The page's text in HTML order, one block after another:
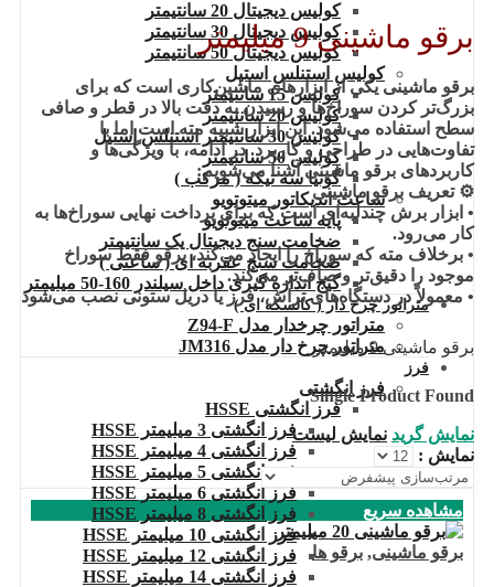
کولیس دیجیتال 20 سانتیمتر
کولیس دیجیتال 30 سانتیمتر
کولیس دیجیتال 50 سانتیمتر
کولیس استنلس استیل
کولیس 15 سانتیمتر
کولیس 20 سانتیمتر
کولیس 30 سانتیمتر استنلس استیل
کولیس 50 سانتیمتر
گونیا سه تیکه ( مرکب )
ساعت اندیکاتور میتوتویو
پایه ساعت میتوتویو
ضخامت سنج دیجیتال یک سانتیمتر
ضخامت سنج عقربه ای ( ساعتی )
گیج اندازه گیری داخل سیلندر 160-50 میلیمتر
متراتور چرخ دار ( کالسکه ای )
متراتور چرخدار مدل Z94-F
متراتور چرخ دار مدل JM316
فرز
فرز انگشتی
فرز انگشتی HSSE
فرز انگشتی 3 میلیمتر HSSE
فرز انگشتی 4 میلیمتر HSSE
فرز انگشتی 5 میلیمتر HSSE
فرز انگشتی 6 میلیمتر HSSE
فرز انگشتی 8 میلیمتر HSSE
فرز انگشتی 10 میلیمتر HSSE
فرز انگشتی 12 میلیمتر HSSE
فرز انگشتی 14 میلیمتر HSSE
برقو ماشینی 9 میلیمتر
برقو ماشینی یکی از ابزارهای ماشین‌کاری است که برای
بزرگ‌تر کردن سوراخ‌ها و رسیدن به دقت بالا در قطر و صافی
سطح استفاده می‌شود. این ابزار شبیه مته است اما با
تفاوت‌هایی در طراحی و کاربرد. در ادامه، با ویژگی‌ها و
کاربردهای برقو ماشینی آشنا می‌شویم:
⚙️ تعریف برقو ماشینی
• ابزار برش چندلبه‌ای است که برای پرداخت نهایی سوراخ‌ها به
کار می‌رود.
• برخلاف مته که سوراخ را ایجاد می‌کند، برقو فقط سوراخ
موجود را دقیق‌تر و صاف‌تر می‌کند.
• معمولاً در دستگاه‌های تراش، فرز یا دریل ستونی نصب می‌شود
برقو ماشینی 9 میلیمتر
Single Product Found
نمایش گرید نمایش لیست
نمایش :
مشاهده سریع
برقو ماشینی, برقو ها